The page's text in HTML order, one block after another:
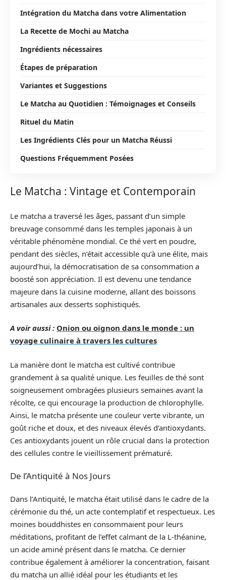
Intégration du Matcha dans votre Alimentation
La Recette de Mochi au Matcha
Ingrédients nécessaires
Étapes de préparation
Variantes et Suggestions
Le Matcha au Quotidien : Témoignages et Conseils
Rituel du Matin
Les Ingrédients Clés pour un Matcha Réussi
Questions Fréquemment Posées
Le Matcha : Vintage et Contemporain
Le matcha a traversé les âges, passant d’un simple
breuvage consommé dans les temples japonais à un
véritable phénomène mondial. Ce thé vert en poudre,
pendant des siècles, n’était accessible qu’à une élite, mais
aujourd’hui, la démocratisation de sa consommation a
boosté son appréciation. Il est devenu une tendance
majeure dans la cuisine moderne, allant des boissons
artisanales aux desserts sophistiqués.
A voir aussi : Onion ou oignon dans le monde : un
voyage culinaire à travers les cultures
La manière dont le matcha est cultivé contribue
grandement à sa qualité unique. Les feuilles de thé sont
soigneusement ombragées plusieurs semaines avant la
récolte, ce qui encourage la production de chlorophylle.
Ainsi, le matcha présente une couleur verte vibrante, un
goût riche et doux, et des niveaux élevés d’antioxydants.
Ces antioxydants jouent un rôle crucial dans la protection
des cellules contre le vieillissement prématuré.
De l’Antiquité à Nos Jours
Dans l’Antiquité, le matcha était utilisé dans le cadre de la
cérémonie du thé, un acte contemplatif et respectueux. Les
moines bouddhistes en consommaient pour leurs
méditations, profitant de l’effet calmant de la L-théanine,
un acide aminé présent dans le matcha. Ce dernier
contribue également à améliorer la concentration, faisant
du matcha un allié idéal pour les étudiants et les